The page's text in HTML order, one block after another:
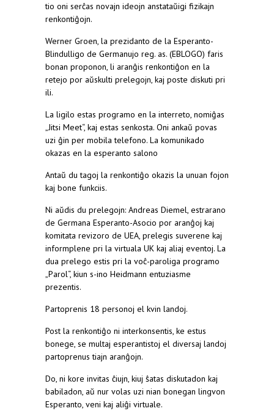
tio oni serĉas novajn ideojn anstataŭigi fizikajn
renkontiĝojn.
Werner Groen, la prezidanto de la Esperanto-
Blindulligo de Germanujo reg. as. (EBLOGO) faris
bonan proponon, li aranĝis renkontiĝon en la
retejo por aŭskulti prelegojn, kaj poste diskuti pri
ili.
La ligilo estas programo en la interreto, nomiĝas
„Jitsi Meet“, kaj estas senkosta. Oni ankaŭ povas
uzi ĝin per mobila telefono. La komunikado
okazas en la esperanto salono
Antaŭ du tagoj la renkontiĝo okazis la unuan fojon
kaj bone funkciis.
Ni aŭdis du prelegojn: Andreas Diemel, estrarano
de Germana Esperanto-Asocio por aranĝoj kaj
komitata revizoro de UEA, prelegis suverene kaj
informplene pri la virtuala UK kaj aliaj eventoj. La
dua prelego estis pri la voĉ-paroliga programo
„Parol“, kiun s-ino Heidmann entuziasme
prezentis.
Partoprenis 18 personoj el kvin landoj.
Post la renkontiĝo ni interkonsentis, ke estus
bonege, se multaj esperantistoj el diversaj landoj
partoprenus tiajn aranĝojn.
Do, ni kore invitas ĉiujn, kiuj ŝatas diskutadon kaj
babiladon, aŭ nur volas uzi nian bonegan lingvon
Esperanto, veni kaj aliĝi virtuale.